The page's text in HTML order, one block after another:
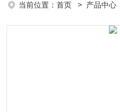
当前位置：首页 > 产品中心